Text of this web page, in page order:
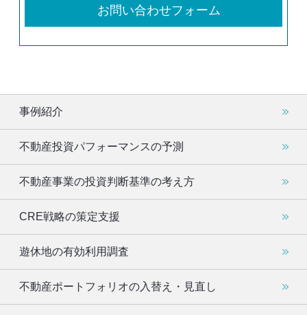
お問い合わせフォーム
事例紹介
不動産投資パフォーマンスの予測
不動産事業の投資判断基準の考え方
CRE戦略の策定支援
遊休地の有効利用調査
不動産ポートフォリオの入替え・見直し